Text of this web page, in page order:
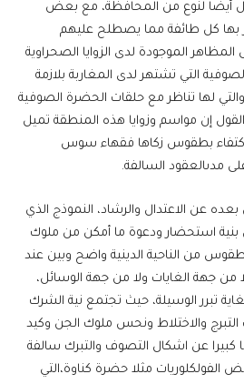
أيضا لنوع من المحافظة، مع بعض
بها كل طائفة مما يصطلح عليهم
الموجودة لدى الزوايا الصحراوية
التي تشتهر لدى المغاربة بلازمة
والتي لها تناظر مع حلقات الحضرة الصوفية
القول إن مواسم وزوايا هذه المنطقة تميل
بطقوس زكاها فقهاء سوس
مدىالعقود السالفة.
بعده عن الاعتدال والرشاد، النموذج الذي
بنية استحضار ودعوة ما أمكن من ملوك
من الناحية الدينية واضح وبين عند
من جهة الغايات ولا من جهة الوسائل،
تبرر الوسيلة، حيث تجتمع نية الشرك
التبرج والاختلاط ونحس ملوك الجن وكيد
كبيرا عن اشكال التصوف والتبرك سالفة
الفولكلوريات مثلا حضرة كناوة،التي